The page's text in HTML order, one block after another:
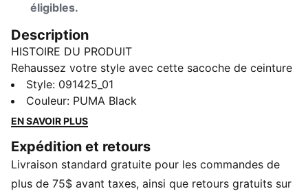
éligibles.
Description
HISTOIRE DU PRODUIT
Rehaussez votre style avec cette sacoche de ceinture
moderne. Design épuré, poches principales et arrière à
fermeture éclair et logos BMW M Motorsport haut de
gamme... Il n’y a rien de mieux pour les partisans
CARACTÉRISTIQUES ET AVANTAGES
Fabriqué à partir d’au moins 50 % de matériaux
recyclés
Style: 091425_01
Couleur: PUMA Black
EN SAVOIR PLUS
Expédition et retours
Livraison standard gratuite pour les commandes de
plus de 75$ avant taxes, ainsi que retours gratuits sur